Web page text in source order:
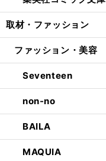
取材・ファッション
ファッション・美容
Seventeen
non-no
BAILA
MAQUIA